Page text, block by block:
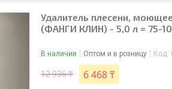
Удалитель плесени, моющее
(ФАНГИ КЛИН) - 5,0 л = 75-
В наличии Оптом и в розницу Код:
12 936 ₸ 6 468 ₸